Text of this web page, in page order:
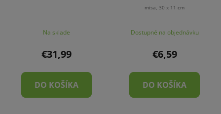
Na sklade
€31,99
DO KOŠÍKA
misa, 30 x 11 cm
Dostupné na objednávku
€6,59
DO KOŠÍKA